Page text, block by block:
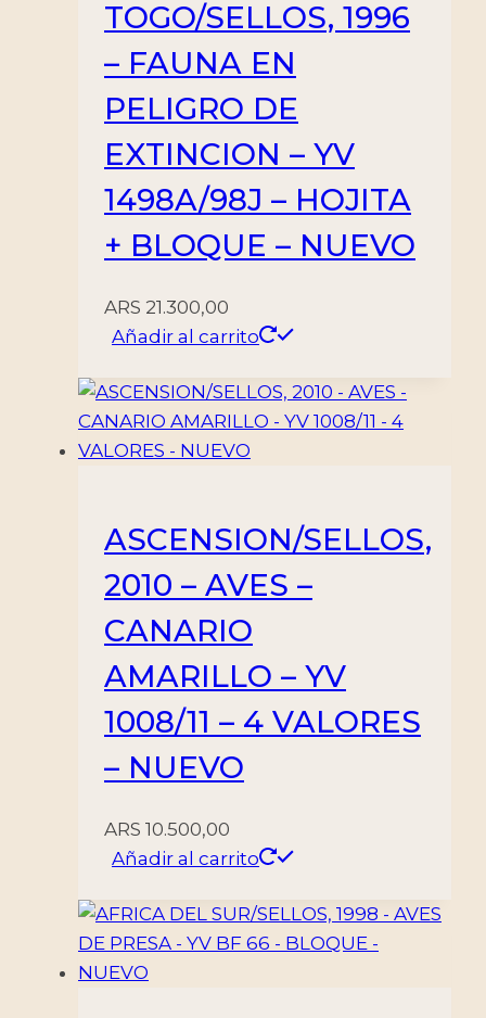
TOGO/SELLOS, 1996
– FAUNA EN
PELIGRO DE
EXTINCION – YV
1498A/98J – HOJITA
+ BLOQUE – NUEVO
ARS 21.300,00
Añadir al carrito
ASCENSION/SELLOS,
2010 – AVES –
CANARIO
AMARILLO – YV
1008/11 – 4 VALORES
– NUEVO
ARS 10.500,00
Añadir al carrito